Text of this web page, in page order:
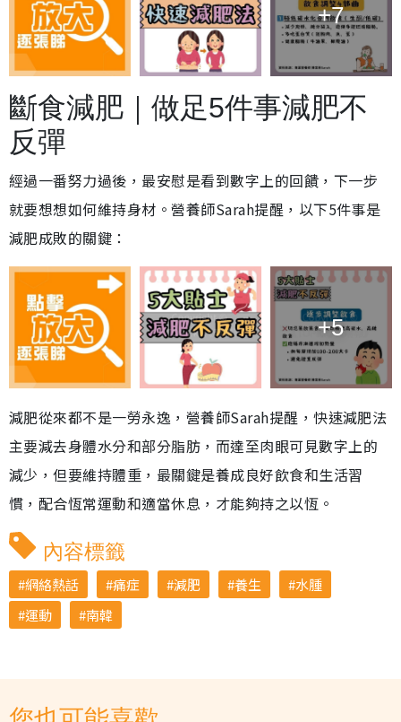
+7
斷食減肥｜做足5件事減肥不
反彈
經過一番努力過後，最安慰是看到數字上的回饋，下一步
就要想想如何維持身材。營養師Sarah提醒，以下5件事是
減肥成敗的關鍵：
+5
減肥從來都不是一勞永逸，營養師Sarah提醒，快速減肥法
主要減去身體水分和部分脂肪，而達至肉眼可見數字上的
減少，但要維持體重，最關鍵是養成良好飲食和生活習
慣，配合恆常運動和適當休息，才能夠持之以恆。
內容標籤
網絡熱話 痛症 減肥 養生
水腫
運動
南韓